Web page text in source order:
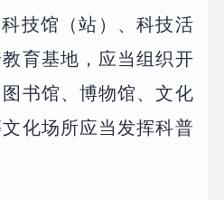
技馆（站）、科技活
育基地，应当组织开
书馆、博物馆、文化
化场所应当发挥科普